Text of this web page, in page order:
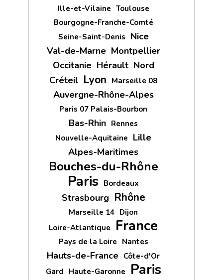
Ille-et-Vilaine Toulouse
Bourgogne-Franche-Comté
Seine-Saint-Denis Nice
Val-de-Marne Montpellier
Occitanie Hérault Nord
Créteil Lyon Marseille 08
Auvergne-Rhône-Alpes
Paris 07 Palais-Bourbon
Bas-Rhin Rennes
Nouvelle-Aquitaine Lille
Alpes-Maritimes
Bouches-du-Rhône
Paris Bordeaux
Strasbourg Rhône
Marseille 14 Dijon
Loire-Atlantique
France
Pays de la Loire Nantes
Hauts-de-France Côte-d'Or
Gard Haute-Garonne Paris